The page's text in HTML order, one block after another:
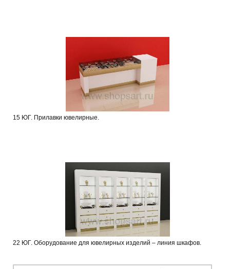
15 ЮГ. Прилавки ювелирные.
22 ЮГ. Оборудование для ювелирных изделий – линия шкафов.